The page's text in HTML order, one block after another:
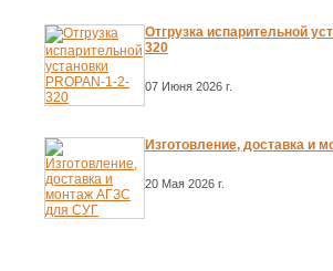
Отгрузка испарительной
320
07 Июня 2026 г.
Изготовление, доставка и
20 Мая 2026 г.